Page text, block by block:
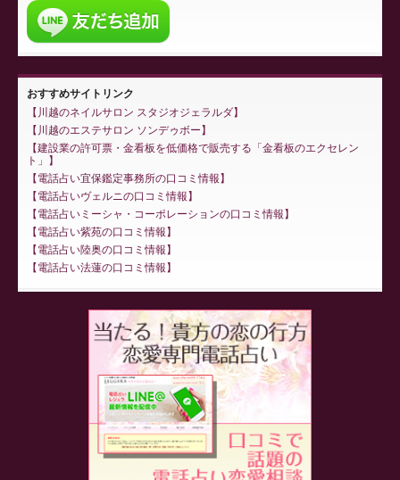
おすすめサイトリンク
川越のネイルサロン スタジオジェラルダ
川越のエステサロン ソンデゥボー
建設業の許可票・金看板を低価格で販売する「金看板のエクセレン
ト」
電話占い宜保鑑定事務所の口コミ情報
電話占いヴェルニの口コミ情報
電話占いミーシャ・コーポレーションの口コミ情報
電話占い紫苑の口コミ情報
電話占い陸奥の口コミ情報
電話占い法蓮の口コミ情報